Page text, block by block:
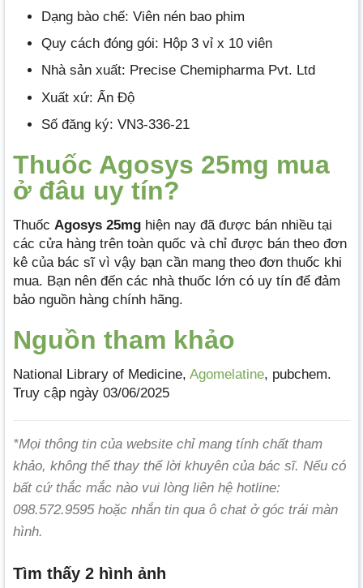
Dạng bào chế: Viên nén bao phim
Quy cách đóng gói: Hộp 3 vỉ x 10 viên
Nhà sản xuất: Precise Chemipharma Pvt. Ltd
Xuất xứ: Ấn Độ
Số đăng ký: VN3-336-21
Thuốc Agosys 25mg mua
ở đâu uy tín?
Thuốc Agosys 25mg hiện nay đã được bán nhiều tại
các cửa hàng trên toàn quốc và chỉ được bán theo đơn
kê của bác sĩ vì vậy bạn cần mang theo đơn thuốc khi
mua. Bạn nên đến các nhà thuốc lớn có uy tín để đảm
bảo nguồn hàng chính hãng.
Nguồn tham khảo
National Library of Medicine, Agomelatine, pubchem.
Truy cập ngày 03/06/2025
*Mọi thông tin của website chỉ mang tính chất tham
khảo, không thể thay thế lời khuyên của bác sĩ. Nếu có
bất cứ thắc mắc nào vui lòng liên hệ hotline:
098.572.9595 hoặc nhắn tin qua ô chat ở góc trái màn
hình.
Tìm thấy 2 hình ảnh